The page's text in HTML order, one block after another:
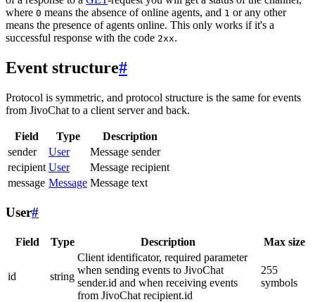
where 0 means the absence of online agents, and 1 or any other
means the presence of agents online. This only works if it's a
successful response with the code 2xx.
Event structure#
Protocol is symmetric, and protocol structure is the same for events
from JivoChat to a client server and back.
Field Type
Description
sender
User
Message sender
recipient User
Message recipient
message Message Message text
User#
Field Type Description Max size
id string
Client identificator, required parameter
when sending events to JivoChat
sender.id and when receiving events
from JivoChat recipient.id
255
symbols